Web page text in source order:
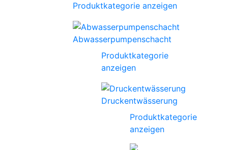
Produktkategorie anzeigen
Abwasserpumpenschacht
Produktkategorie
anzeigen
Druckentwässerung
Produktkategorie
anzeigen